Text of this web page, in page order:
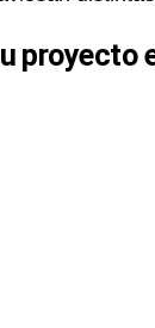
proyecto